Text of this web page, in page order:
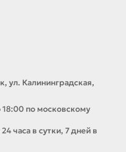
ул. Калининградская,
18:00 по московскому
часа в сутки, 7 дней в